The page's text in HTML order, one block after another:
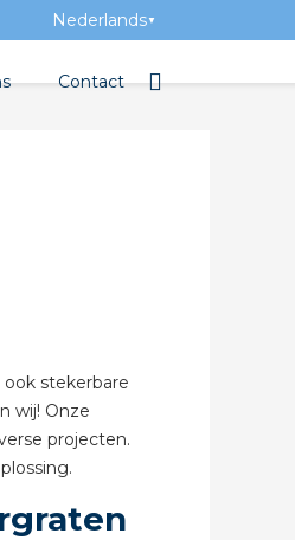
stekerbare
wij! Onze
projecten.
Nederlands ▼
Contact